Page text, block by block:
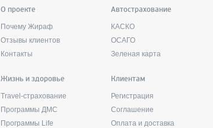
О проекте
Почему Жираф
Отзывы клиентов
Контакты
Автострахование
КАСКО
ОСАГО
Зеленая карта
Жизнь и здоровье
Travel-страхование
Программы ДМС
Программы Life
Клиентам
Регистрация
Соглашение
Оплата и доставка